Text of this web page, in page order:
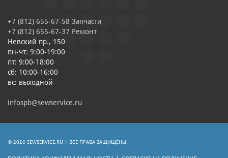
+7 (812) 655-67-58 Запчасти
+7 (812) 655-67-37 Ремонт
Невский пр., 150
пн-чт: 9:00-19:00
пт: 9:00-18:00
сб: 10:00-16:00
вс: выходной
infospb@sewservice.ru
© 2026 SEWSERVICE.RU | ВСЕ ПРАВА ЗАЩИЩЕНЫ.